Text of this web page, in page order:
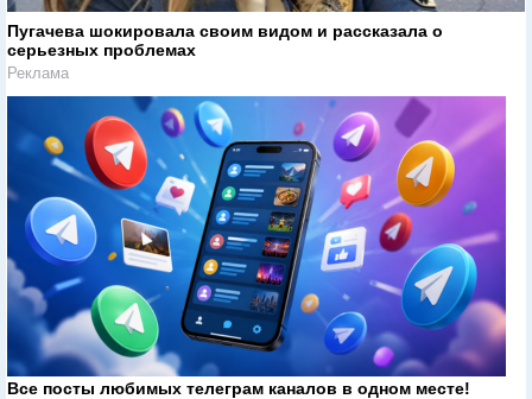
Пугачева шокировала своим видом и рассказала о
серьезных проблемах
Реклама
Все посты любимых телеграм каналов в одном месте!